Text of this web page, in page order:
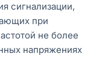
сигнализации,
при
не более
напряжениях